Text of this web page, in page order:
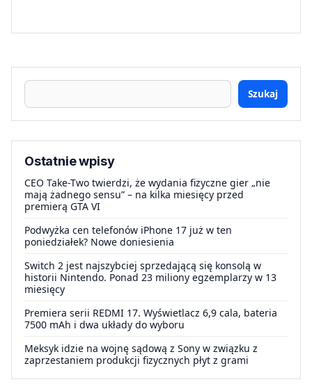
Szukaj
Ostatnie wpisy
CEO Take-Two twierdzi, że wydania fizyczne gier „nie
mają żadnego sensu” – na kilka miesięcy przed
premierą GTA VI
Podwyżka cen telefonów iPhone 17 już w ten
poniedziałek? Nowe doniesienia
Switch 2 jest najszybciej sprzedającą się konsolą w
historii Nintendo. Ponad 23 miliony egzemplarzy w 13
miesięcy
Premiera serii REDMI 17. Wyświetlacz 6,9 cala, bateria
7500 mAh i dwa układy do wyboru
Meksyk idzie na wojnę sądową z Sony w związku z
zaprzestaniem produkcji fizycznych płyt z grami